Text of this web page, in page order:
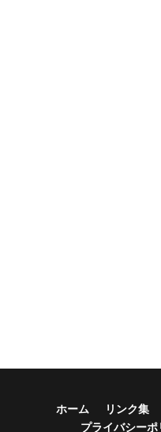
ホーム リンク集
プライバシーポ